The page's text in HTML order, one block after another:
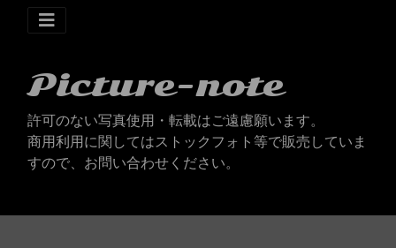
Picture-note
許可のない写真使用・転載はご遠慮願います。
商用利用に関してはストックフォト等で販売していま
すので、お問い合わせください。